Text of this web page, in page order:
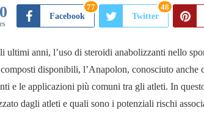
Facebook
77
Twitter
48
ultimi anni, l’uso di steroidi anabolizzanti nello
disponibili, l’Anapolon, conosciuto anche
e le applicazioni più comuni tra gli atleti. In
dagli atleti e quali sono i potenziali rischi